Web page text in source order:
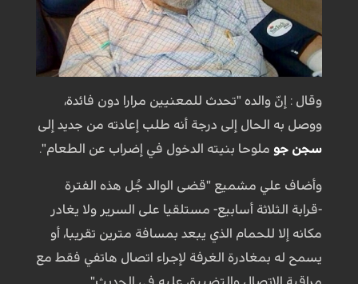
وقال : إنّ والده "تحدث للمعنيين مرارا دون فائدة،
ووصل به الحال إلى درجة أنه طلب إعادته من جديد إلى
سجن جو ملوحا بنيته الدخول في إضراب عن الطعام".
وأضاف علي مشميع "قضى الوالد جُل هذه الفترة
-قرابة الثلاثة أسابيع- مستلقيا على السرير ولا يغادر
مكانه إلا للحمام الذي يبعد بمسافة مترين تقريبا، أو
يسمح له بمغادرة الغرفة لإجراء اتصال هاتفي فقط مع